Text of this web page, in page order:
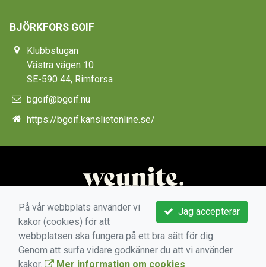
BJÖRKFORS GOIF
Klubbstugan
Västra vägen 10
SE-590 44, Rimforsa
bgoif@bgoif.nu
https://bgoif.kanslietonline.se/
Jag accepterar
På vår webbplats använder vi
kakor (cookies) för att
webbplatsen ska fungera på ett bra sätt för dig.
Genom att surfa vidare godkänner du att vi använder
kakor.
Mer information om cookies